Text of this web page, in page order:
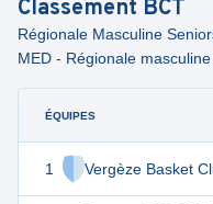
Classement BCT
Régionale Masculine
MED - Régionale
ÉQUIPES
1 Vergèze Basket25